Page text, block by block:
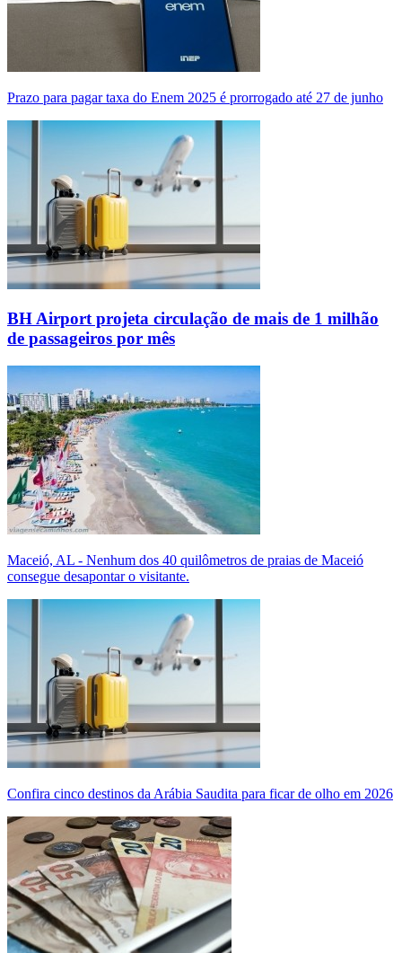
Prazo para pagar taxa do Enem 2025 é prorrogado até 27 de junho
BH Airport projeta circulação de mais de 1 milhão
de passageiros por mês
Maceió, AL - Nenhum dos 40 quilômetros de praias de Maceió
consegue desapontar o visitante.
Confira cinco destinos da Arábia Saudita para ficar de olho em 2026